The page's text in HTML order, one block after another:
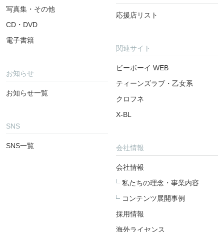
写真集・その他
CD・DVD
電子書籍
お知らせ
お知らせ一覧
SNS
SNS一覧
応援店リスト
関連サイト
ビーボーイ WEB
ティーンズラブ・乙女系
クロフネ
X-BL
会社情報
会社情報
私たちの理念・事業内容
コンテンツ展開事例
採用情報
海外ライセンス